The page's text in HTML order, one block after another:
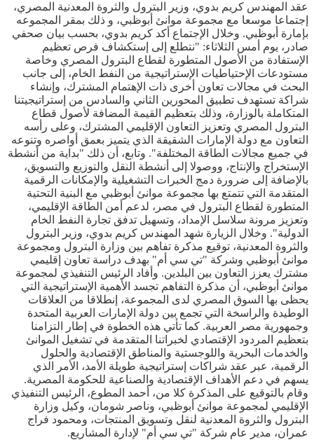
عقد المهندس كريم بدوي، وزير البترول والثروة المعدنية المصري،
إجتماعا موسعا مع مجموعة موانئ أبوظبي، و ذلك بمقر المجموعه
بإمارة أبوظبي. وخلال الإجتماع أكد كريم بدوي، بحسب بيان صحفي
صادر، يوم أمس الثلاثاء: "نتطلع إلى إستكشاف فرص تعظيم
الإستفادة من الأصول المتطورة لقطاع البترول المصري وخاصة
مستودعات الإحتياطيات الإستراتيجية من النفط الخام، إلى جانب
البحث في مجالات تعاون أخرى ذات الإهتمام المشترك، وإنشاء
شراكة تستهدف تطبيق المحورين الثاني والسادس من إستراتيجيتنا
المتكاملة بالوزارة، وذلك بتعظيم القيمة المضافة لأصول قطاع
البترول المصري وتعزيز التعاون الإقليمي المشترك، وعلى رأسه
التعاون مع دولة الإمارات الشقيقة الذي يتميز بعمق أواصره وتنوعه
في جميع مجالات الطاقة المختلفة". وتابع، أن ذلك "بداية من أنشطة
الإستخراج والإنتاج، ووصولا إلى أنشطة النقل والتوزيع والتسويق،
بالإضافة إلى ضرورة دمج الخبرات التشغيلية والإمكانات الرقمية
المتقدمة التي تتمتع بها مجموعة موانئ أبوظبي مع البنية التحتية
المتطورة لقطاع البترول في مصر، لدعم أمن الطاقة الإقليمي،
وتعزيز مرونة سلاسل الإمداد، وتسهيل تدفق تجارة النفط الخام
الدولية". وخلال الزيارة شهد المهندس كريم بدوي، وزير البترول
والثروة المعدنية، توقيع مذكرة تفاهم بين وزارة البترول ومجموعة
موانئ أبوظبي وشركة "تي سي أم" بهدف دراسة تعاون إقليمي
مشترك يعزز التعاون بين البلدين. وأفاد الرئيس التنفيذي لمجموعة
موانئ أبوظبي، أن مذكرة التفاهم تجسد الأهمية الإستراتيجية التي
يحظى بها السوق المصري لدى المجموعة، إنطلاقا من العلاقات
الوطيدة والراسخة التي تجمع بين دولة الإمارات العربية المتحدة
وجمهورية مصر العربية. كما تأتي هذه الخطوة في إطار التزامنا
بتعظيم المردود الإقتصادي لخبراتنا المتقدمة في تشغيل الموانئ
والخدمات البحرية واللوجستية والمناطق الإقتصادية والحلول
الرقمية، عبر عقد شراكات إستراتيجية طويلة الأمد، الأمر الذي
يسهم في دعم الأهداف الإقتصادية والصناعية للحكومة المصرية.
وقام بالتوقيع على المذكرة كلا من، أحمد المطوع، الرئيس التنفيذي
الإقليمي لمجموعة موانئ أبوظبي، وناصر شومان، وكيل وزارة
البترول والثروة المعدنية لنقل وتسويق المنتجات، ومحمود فراج
عمران، مدير عام شركة "تي سي أم" لإدارة المشاريع.